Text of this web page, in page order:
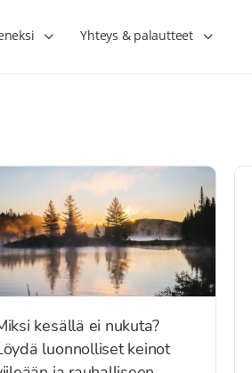
Yhteys & palautteet
kesällä ei nukuta?
luonnolliset keinot